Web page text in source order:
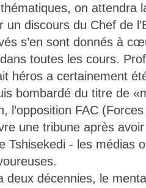
on attendra
un discours du Chef de
s’en sont donnés à
toutes les cours.
héros a certainement
bombardé du titre de
l’opposition FAC
une tribune après
Tshisekedi - les médias
deux décennies, le